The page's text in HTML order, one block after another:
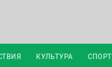
КУЛЬТУРА СПОРТ